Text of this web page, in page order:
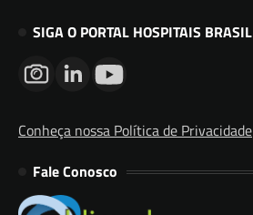
SIGA O PORTAL HOSPITAIS BRASIL
Conheça nossa Política de Privacidade
Fale Conosco